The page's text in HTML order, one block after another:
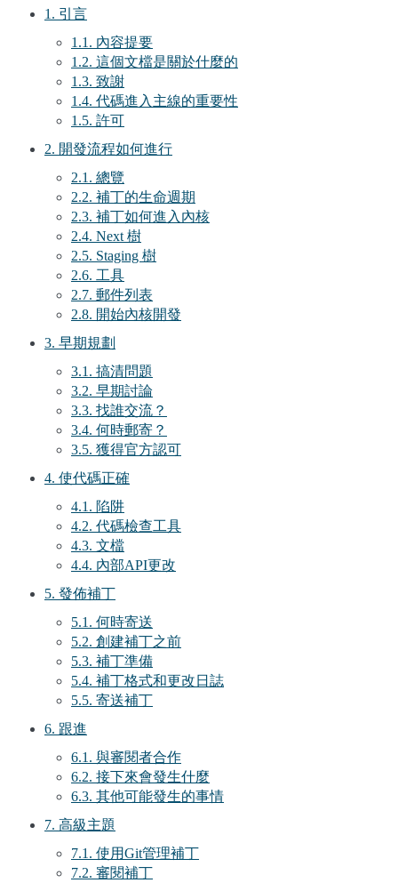
1. 引言
1.1. 內容提要
1.2. 這個文檔是關於什麼的
1.3. 致謝
1.4. 代碼進入主線的重要性
1.5. 許可
2. 開發流程如何進行
2.1. 總覽
2.2. 補丁的生命週期
2.3. 補丁如何進入內核
2.4. Next 樹
2.5. Staging 樹
2.6. 工具
2.7. 郵件列表
2.8. 開始內核開發
3. 早期規劃
3.1. 搞清問題
3.2. 早期討論
3.3. 找誰交流？
3.4. 何時郵寄？
3.5. 獲得官方認可
4. 使代碼正確
4.1. 陷阱
4.2. 代碼檢查工具
4.3. 文檔
4.4. 內部API更改
5. 發佈補丁
5.1. 何時寄送
5.2. 創建補丁之前
5.3. 補丁準備
5.4. 補丁格式和更改日誌
5.5. 寄送補丁
6. 跟進
6.1. 與審閱者合作
6.2. 接下來會發生什麼
6.3. 其他可能發生的事情
7. 高級主題
7.1. 使用Git管理補丁
7.2. 審閱補丁